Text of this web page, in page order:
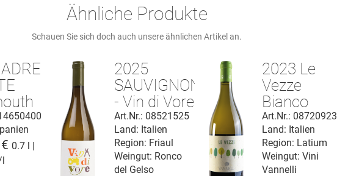
Ähnliche Produkte
Schauen Sie sich doch auch unsere ähnlichen Artikel an.
0.7 l |
l
2025
SAUVIGNON
- Vin di Vore
IGP
Venezia
Giulia
Art.Nr.: 08521525
Weingut: Ronco
del Gelso
Region: Friaul
Land: Italien
2023 Le
Vezze
Bianco
Lazio I.G.T.
Art.Nr.: 08720923
Region: Latium
Land: Italien
Weingut:Vini
Vannelli